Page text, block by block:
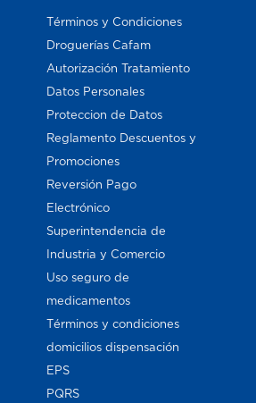
Términos y Condiciones
Droguerías Cafam
Autorización Tratamiento
Datos Personales
Proteccion de Datos
Reglamento Descuentos y
Promociones
Reversión Pago
Electrónico
Superintendencia de
Industria y Comercio
Uso seguro de
medicamentos
Términos y condiciones
domicilios dispensación
EPS
PQRS